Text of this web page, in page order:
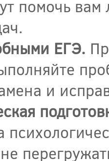
помочь
ЕГЭ.
и